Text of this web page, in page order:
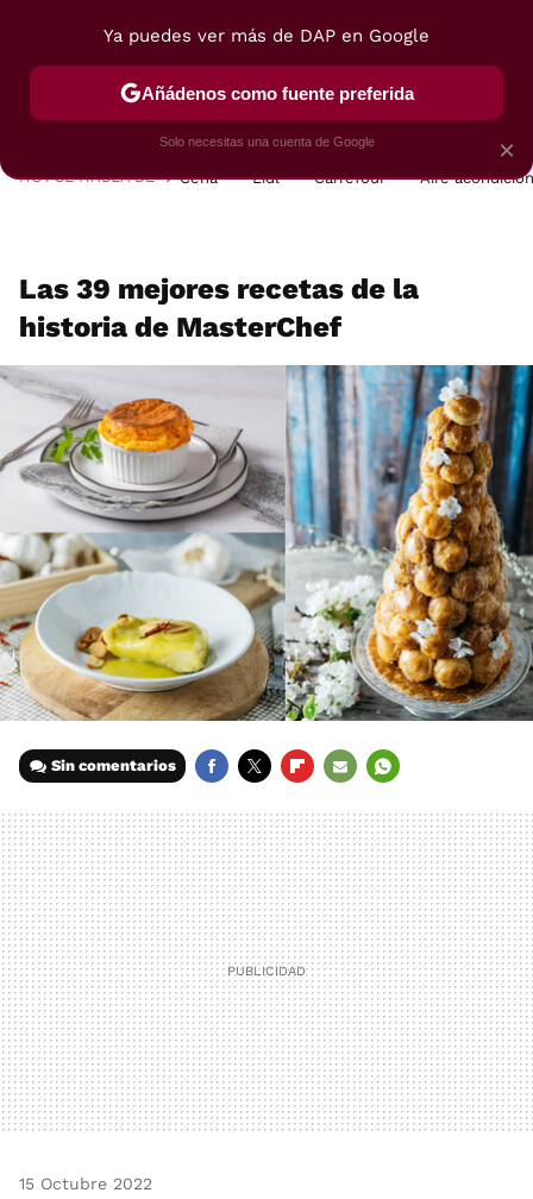
POSTRES VIAJES SELECCIÓN VEGUI
HOY SE HABLA DE Cena Lidl Carrefour Aire
Las 39 mejores recetas de la
historia de MasterChef
Sin comentarios
MAIL
15 Octubre 2022
×
Ya puedes ver más de DAP en Google
Añádenos como fuente preferida
Solo necesitas una cuenta de Google